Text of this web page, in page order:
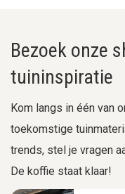
Bezoek onze
tuininspiratie
Kom langs in één van
toekomstige
trends, stel je vragen
De koffie staat klaar!